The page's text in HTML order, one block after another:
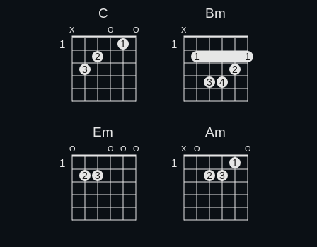
C
X O O
1
1
2
3
Bm
X
1
1
1
2
3
4
Em
O O O O
1
2 3
Am
X O O
1
1
2
3